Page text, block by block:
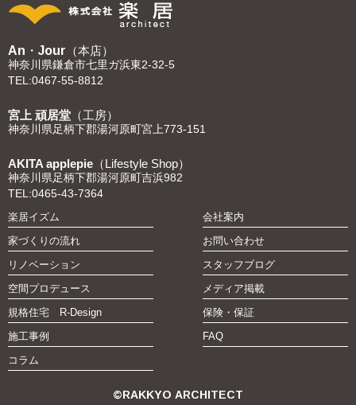
An・Jour （本店）
神奈川県鎌倉市七里ガ浜東2-32-5
TEL:0467-55-8812
宮上 頑居堂 （工房）
神奈川県足柄下郡湯河原町宮上773-151
AKITA applepie （Lifestyle Shop）
神奈川県足柄下郡湯河原町吉浜982
TEL:0465-43-7364
楽居イズム
家づくりの流れ
リノベーション
空間プロデュース
規格住宅 R-Design
施工事例
コラム
会社案内
お問い合わせ
スタッフブログ
メディア掲載
保険・保証
FAQ
©RAKKYO ARCHITECT